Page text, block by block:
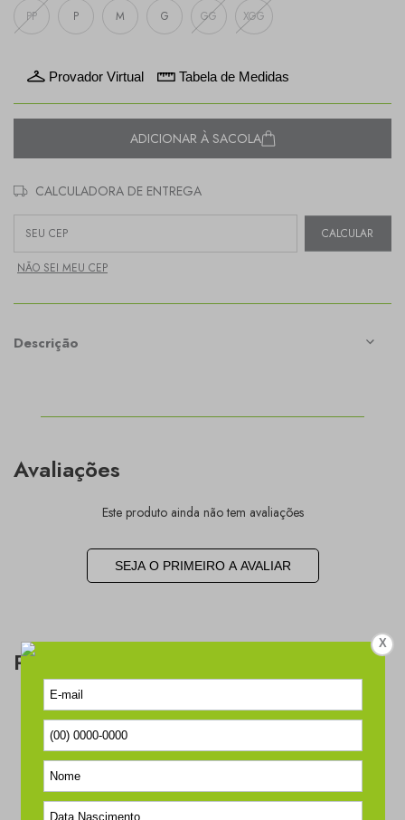
PP P M G GG XGG
Provador Virtual Tabela de Medidas
ADICIONAR À SACOLA
CALCULADORA DE ENTREGA
Entregas para o CEP:
CALCULAR
NÃO SEI MEU CEP
Descrição
Avaliações
Este produto ainda não tem avaliações
SEJA O PRIMEIRO A AVALIAR
Perguntas & respostas
SEJA O PRIMEIRO A PERGUNTAR
X